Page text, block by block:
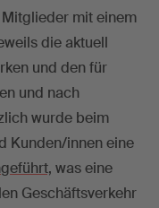
mit einem
die aktuell
und den für
und nach
wurde beim
Kunden/innen eine
was eine
Geschäftsverkehr